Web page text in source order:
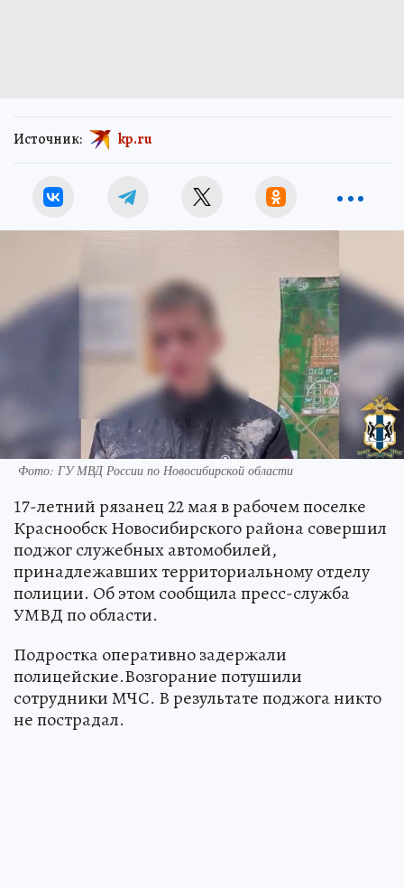
Источник: kp.ru
Фото: ГУ МВД России по Новосибирской области
17-летний рязанец 22 мая в рабочем поселке
Краснообск Новосибирского района совершил
поджог служебных автомобилей,
принадлежавших территориальному отделу
полиции. Об этом сообщила пресс-служба
УМВД по области.
Подростка оперативно задержали
полицейские.Возгорание потушили
сотрудники МЧС. В результате поджога никто
не пострадал.